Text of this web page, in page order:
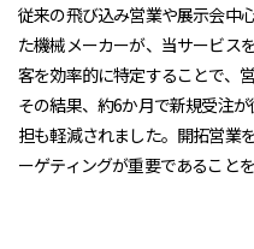
従来の飛び込み営業や展示会中
た機械メーカーが、当サービス
客を効率的に特定することで、
その結果、約6か月で新規受注
担も軽減されました。開拓営業
ーゲティングが重要であること